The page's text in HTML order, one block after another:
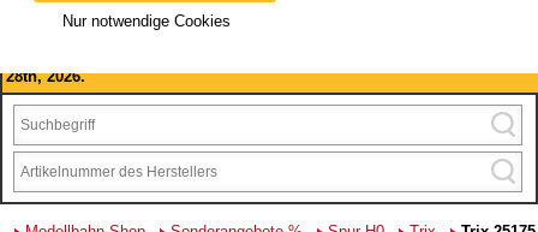
Bitte beachten Sie: wir machen Betriebsferien, vom 03. bis 28.
August 2026 haben wir geschlossen.
28th, 2026.
Nur notwendige Cookies